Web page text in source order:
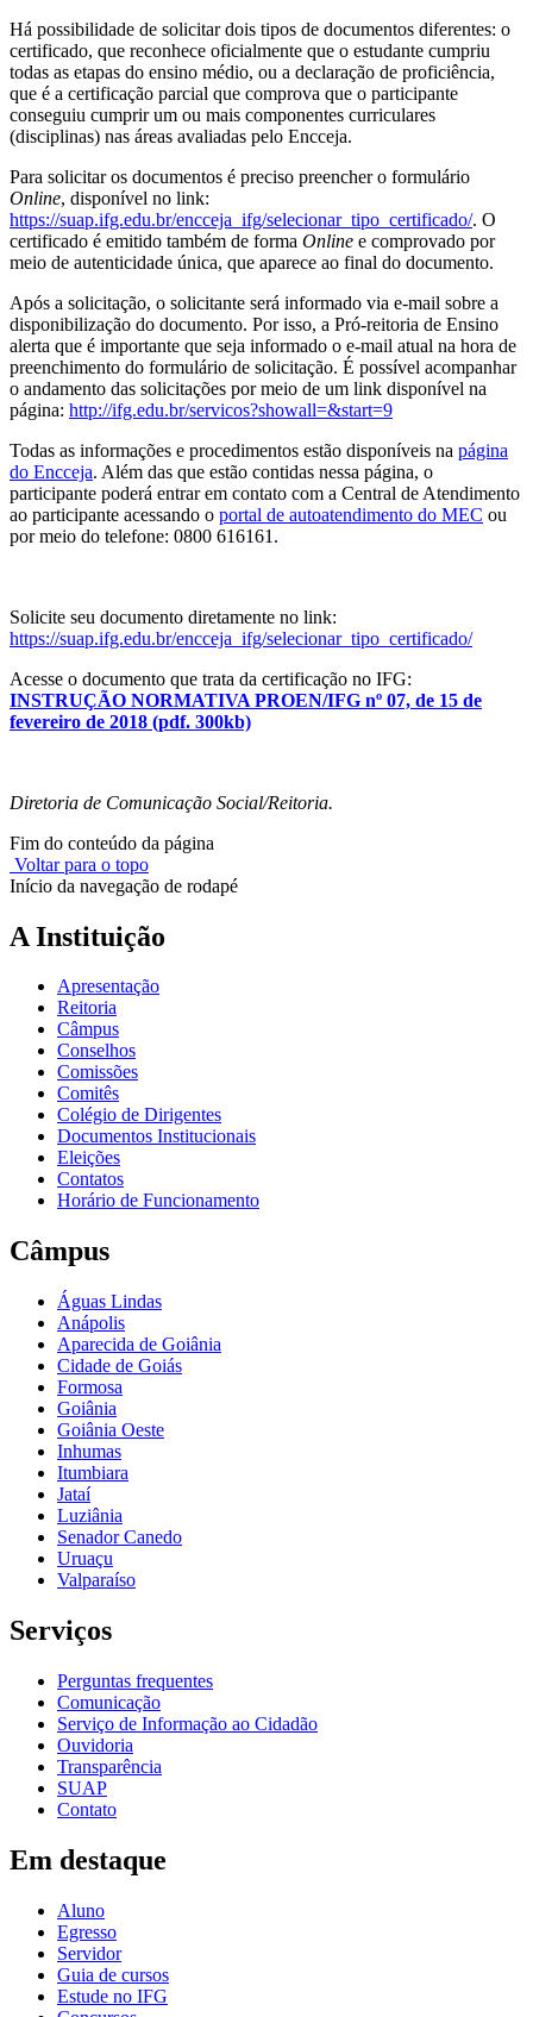
Há possibilidade de solicitar dois tipos de documentos diferentes: o
certificado, que reconhece oficialmente que o estudante cumpriu
todas as etapas do ensino médio, ou a declaração de proficiência,
que é a certificação parcial que comprova que o participante
conseguiu cumprir um ou mais componentes curriculares
(disciplinas) nas áreas avaliadas pelo Encceja.
Para solicitar os documentos é preciso preencher o formulário
Online, disponível no link:
https://suap.ifg.edu.br/encceja_ifg/selecionar_tipo_certificado/. O
certificado é emitido também de forma Online e comprovado por
meio de autenticidade única, que aparece ao final do documento.
Após a solicitação, o solicitante será informado via e-mail sobre a
disponibilização do documento. Por isso, a Pró-reitoria de Ensino
alerta que é importante que seja informado o e-mail atual na hora de
preenchimento do formulário de solicitação. É possível acompanhar
o andamento das solicitações por meio de um link disponível na
página: http://ifg.edu.br/servicos?showall=&start=9
Todas as informações e procedimentos estão disponíveis na página
do Encceja. Além das que estão contidas nessa página, o
participante poderá entrar em contato com a Central de Atendimento
ao participante acessando o portal de autoatendimento do MEC ou
por meio do telefone: 0800 616161.
Solicite seu documento diretamente no link:
https://suap.ifg.edu.br/encceja_ifg/selecionar_tipo_certificado/
Acesse o documento que trata da certificação no IFG:
INSTRUÇÃO NORMATIVA PROEN/IFG nº 07, de 15 de
fevereiro de 2018 (pdf. 300kb)
Diretoria de Comunicação Social/Reitoria.
Fim do conteúdo da página
Voltar para o topo
Início da navegação de rodapé
A Instituição
Apresentação
Reitoria
Câmpus
Conselhos
Comissões
Comitês
Colégio de Dirigentes
Documentos Institucionais
Eleições
Contatos
Horário de Funcionamento
Câmpus
Águas Lindas
Anápolis
Aparecida de Goiânia
Cidade de Goiás
Formosa
Goiânia
Goiânia Oeste
Inhumas
Itumbiara
Jataí
Luziânia
Senador Canedo
Uruaçu
Valparaíso
Serviços
Perguntas frequentes
Comunicação
Serviço de Informação ao Cidadão
Ouvidoria
Transparência
SUAP
Contato
Em destaque
Aluno
Egresso
Servidor
Guia de cursos
Estude no IFG